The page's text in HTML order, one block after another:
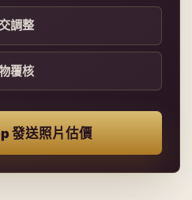
調整
覆核
發送照片估價